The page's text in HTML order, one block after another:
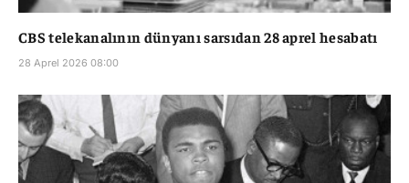
CBS telekanalının dünyanı sarsıdan 28 aprel hesabatı
28 Aprel 2026 08:00